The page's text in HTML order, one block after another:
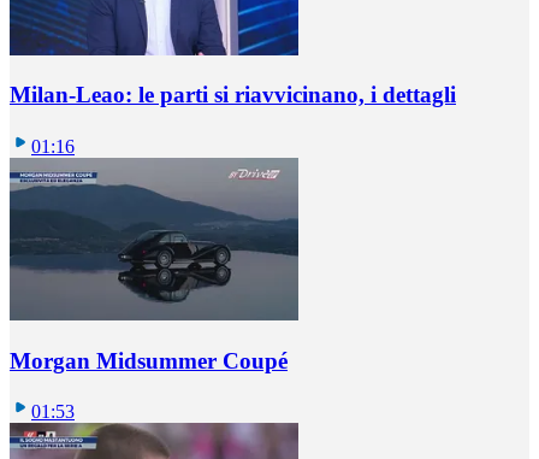
Milan-Leao: le parti si riavvicinano, i dettagli
01:16
Morgan Midsummer Coupé
01:53